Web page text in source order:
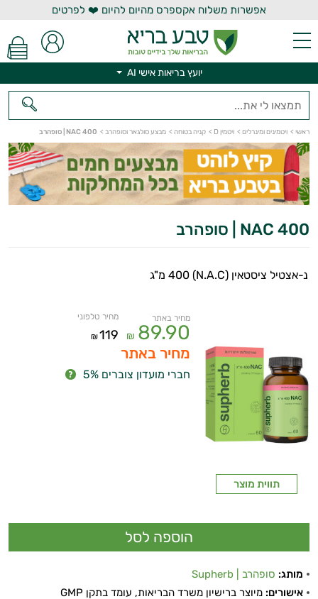
אפשרות משלוח אקספרס מהיום להיום ❤️ לפרטים
יועץ בריאות אישי AI
ראשי > ויטמינים ומינרלים > ויטמין D > קניה בטוחה > מבצע סולגאר וסופהרב > NAC 400 | סופהרב
NAC 400 | סופהרב
נ-אצטיל ציסטאין (N.A.C) 400 מ"ג
תווית מוצר
מחיר באתר
89.90
₪
מחיר טלפוני
119
₪
מחיר באתר
חברי מועדון צוברים 5%
מותג: סופהרב | Supherb
אישורים: מיוצר ברישיון משרד הבריאות, עומד בתקן GMP
יועץ בריאות אישי AI